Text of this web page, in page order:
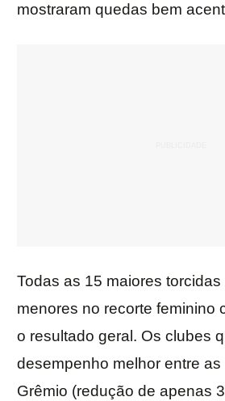
mostraram quedas bem
Todas as 15 maiores torcidas
menores no recorte feminino
o resultado geral. Os clubes
desempenho melhor entre
Grêmio (redução de apenas